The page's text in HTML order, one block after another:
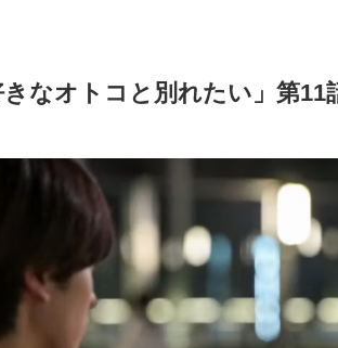
きなオトコと別れたい」第